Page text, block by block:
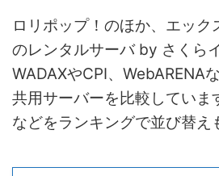
ロリポップ！のほか、エック
のレンタルサーバ by さくら
WADAXやCPI、WebARENA
共用サーバーを比較していま
などをランキングで並び替え